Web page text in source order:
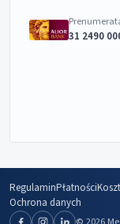
31 2490
RegulaminPłatności
Ochrona danych